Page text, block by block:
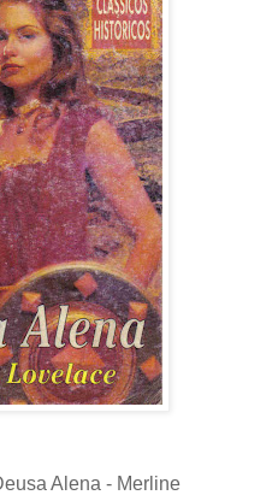
Alena - Merline